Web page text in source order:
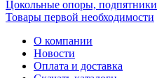
Цокольные опоры, подпятники
Товары первой необходимости
О компании
Новости
Оплата и доставка